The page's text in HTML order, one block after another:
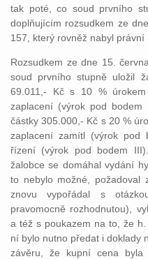
tak poté, co soud prvního
doplňujícím rozsudkem ze
157, který rovněž nabyl právní
Rozsudkem ze dne 15.
soud prvního stupně uložil
69.011,- Kč s 10 %
zaplacení (výrok pod
částky 305.000,- Kč s 20 %
zaplacení zamítl (výrok pod
řízení (výrok pod bodem
žalobce se domáhal vydání
to nebylo možné, požadoval
znovu vypořádal s
pravomocně rozhodnutou),
a též s poukazem na to, že
ní bylo nutno předat i doklady
závěru, že kupní cena byla